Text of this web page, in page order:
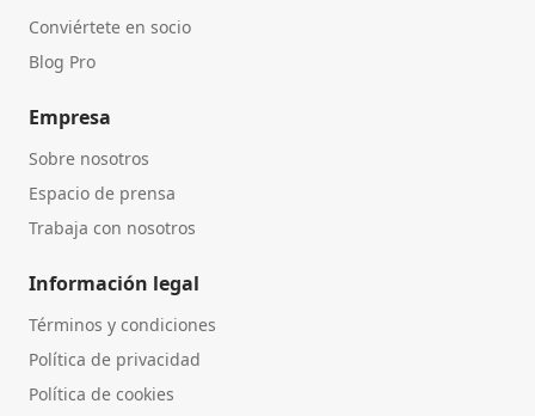
Conviértete en socio
Blog Pro
Empresa
Sobre nosotros
Espacio de prensa
Trabaja con nosotros
Información legal
Términos y condiciones
Política de privacidad
Política de cookies